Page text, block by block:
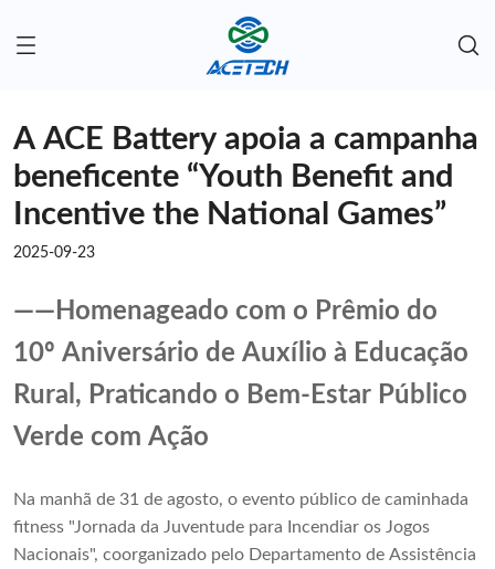
A ACE Battery apoia a campanha
beneficente “Youth Benefit and
Incentive the National Games”
2025-09-23
——Homenageado com o Prêmio do
10º Aniversário de Auxílio à Educação
Rural, Praticando o Bem-Estar Público
Verde com Ação
Na manhã de 31 de agosto, o evento público de caminhada
fitness "Jornada da Juventude para Incendiar os Jogos
Nacionais", coorganizado pelo Departamento de Assistência